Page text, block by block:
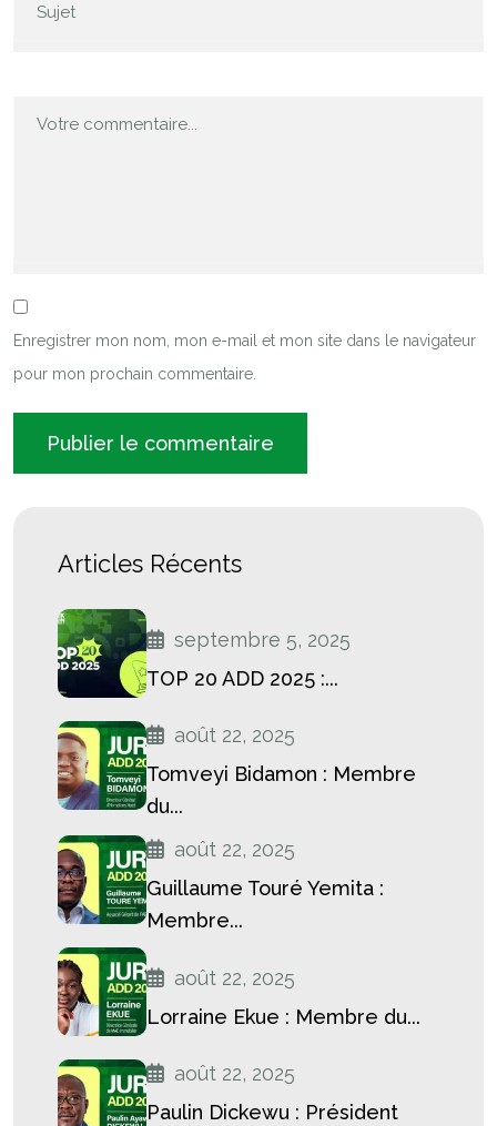
Enregistrer mon nom, mon e-mail et mon site dans le navigateur
pour mon prochain commentaire.
Articles Récents
septembre 5, 2025
TOP 20 ADD 2025 :...
août 22, 2025
Tomveyi Bidamon : Membre
du...
août 22, 2025
Guillaume Touré Yemita :
Membre...
août 22, 2025
Lorraine Ekue : Membre du...
août 22, 2025
Paulin Dickewu : Président